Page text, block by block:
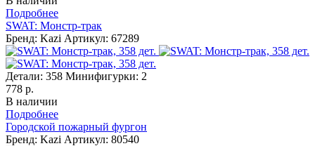
Подробнее
SWAT: Монстр-трак
Бренд: Kazi Артикул: 67289
Детали: 358 Минифигурки: 2
778 р.
В наличии
Подробнее
Городской пожарный фургон
Бренд: Kazi Артикул: 80540